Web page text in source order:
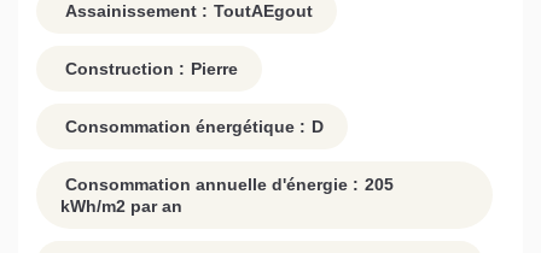
Assainissement : ToutAEgout
Construction : Pierre
Consommation énergétique : D
Consommation annuelle d'énergie : 205
kWh/m2 par an